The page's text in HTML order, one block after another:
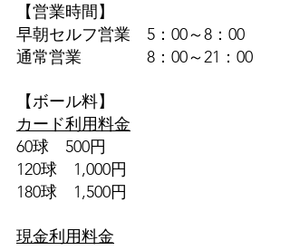
【営業時間】
早朝セルフ営業　5：00～8：00
通常営業　　　　8：00～21：00
【ボール料】
カード利用料金
60球　500円
120球　1,000円
180球　1,500円
現金利用料金